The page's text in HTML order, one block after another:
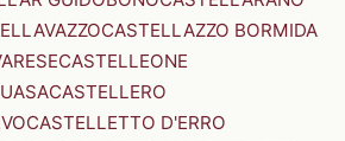
CASTELLAZZO BORMIDA
CASTELLEONE
CASTELLERO
CASTELLETTO D'ERRO